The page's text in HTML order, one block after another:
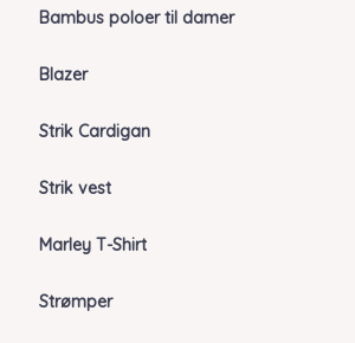
Bambus poloer til damer
Blazer
Strik Cardigan
Strik vest
Marley T-Shirt
Strømper